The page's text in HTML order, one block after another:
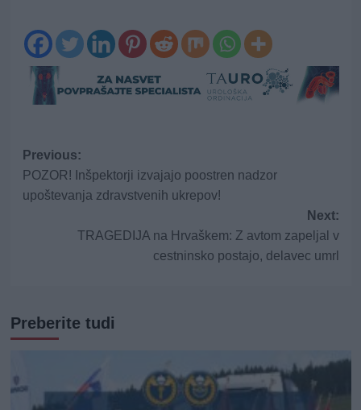
Post
navigation
Previous:
POZOR! Inšpektorji izvajajo poostren nadzor
upoštevanja zdravstvenih ukrepov!
Next:
TRAGEDIJA na Hrvaškem: Z avtom zapeljal v
cestninsko postajo, delavec umrl
Preberite tudi